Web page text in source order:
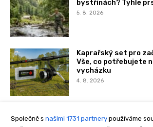
Společně s našimi 1731 partnery používáme